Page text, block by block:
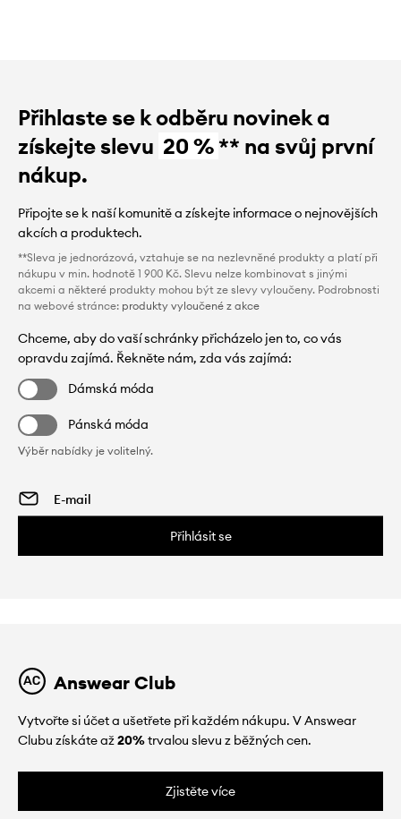
Přihlaste se k odběru novinek a
získejte slevu 20 %** na svůj první
nákup.
Připojte se k naší komunitě a získejte informace o nejnovějších
akcích a produktech.
**Sleva je jednorázová, vztahuje se na nezlevněné produkty a platí při
nákupu v min. hodnotě 1 900 Kč. Slevu nelze kombinovat s jinými
akcemi a některé produkty mohou být ze slevy vyloučeny. Podrobnosti
na webové stránce: produkty vyloučené z akce
Chceme, aby do vaší schránky přicházelo jen to, co vás
opravdu zajímá. Řekněte nám, zda vás zajímá:
Dámská móda
Pánská móda
Výběr nabídky je volitelný.
Přihlásit se
Answear Club
Vytvořte si účet a ušetřete při každém nákupu. V Answear
Clubu získáte až20%trvalou slevu z běžných cen.
Zjistěte více